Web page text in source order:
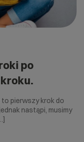
po
pierwszy krok do
nastąpi, musimy